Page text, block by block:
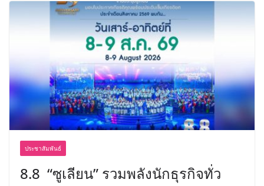
ประชาสัมพันธ์
8.8 “ซูเลียน” รวมพลังนักธุรกิจทั่ว